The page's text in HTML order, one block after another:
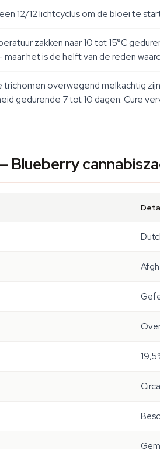
12/12 lichtcyclus om de bloei te
zakken naar 10 tot 15°C
het is de helft van de reden
overwegend melkachtig
gedurende 7 tot 10 dagen. Cure
Blueberry